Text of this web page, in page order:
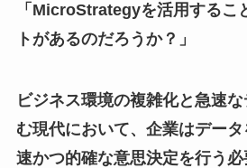
「MicroStrategyを活用するこ
トがあるのだろうか？」
ビジネス環境の複雑化と急速
む現代において、企業はデー
速かつ的確な意思決定を行う必